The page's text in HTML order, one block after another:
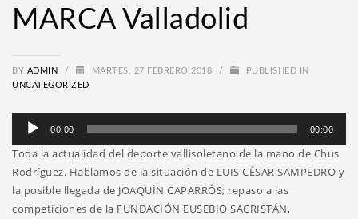
MARCA Valladolid
BY ADMIN / MARTES, 27 FEBRERO 2018 /
PUBLISHED IN
UNCATEGORIZED
Reproductor
audio
00:00 00:00
Toda la actualidad del deporte vallisoletano de la mano de Chus
Rodríguez. Hablamos de la situación de LUIS CÉSAR SAMPEDRO y
la posible llegada de JOAQUÍN CAPARRÓS; repaso a las
competiciones de la FUNDACIÓN EUSEBIO SACRISTÁN,